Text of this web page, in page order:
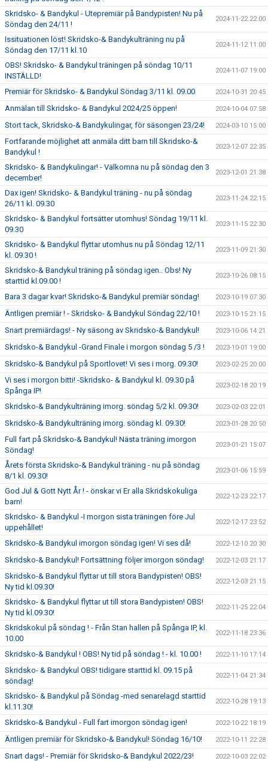
Skridsko- & Bandykul - Utepremiär på Bandypisten! Nu på
Söndag den 24/11 !
2024-11-22 22:00
Issituationen löst! Skridsko-& Bandykulträning nu på
Söndag den 17/11 kl.10
2024-11-12 11:00
OBS! Skridsko- & Bandykul träningen på söndag 10/11
INSTÄLLD!
2024-11-07 19:00
Premiär för Skridsko- & Bandykul Söndag 3/11 kl. 09.00 2024-10-31 20:45
Anmälan till Skridsko- & Bandykul 2024/25 öppen! 2024-10-04 07:58
Stort tack, Skridsko-& Bandykulingar, för säsongen 23/24! 2024-03-10 15:00
Fortfarande möjlighet att anmäla ditt barn till Skridsko-&
Bandykul !
2023-12-07 22:35
Skridsko- & Bandykulingar! - Välkomna nu på söndag den 3
december!
2023-12-01 21:38
Dax igen! Skridsko- & Bandykul träning - nu på söndag
26/11 kl. 09.30
2023-11-24 22:15
Skridsko- & Bandykul fortsätter utomhus! Söndag 19/11 kl.
09.30
2023-11-15 22:30
Skridsko- & Bandykul flyttar utomhus nu på Söndag 12/11
kl. 09.30 !
2023-11-09 21:30
Skridsko-& Bandykul träning på söndag igen.. Obs! Ny
starttid kl.09.00 !
2023-10-26 08:15
Bara 3 dagar kvar! Skridsko-& Bandykul premiär söndag! 2023-10-19 07:30
Äntligen premiär ! - Skridsko- & Bandykul Söndag 22/10 ! 2023-10-15 21:15
Snart premiärdags! - Ny säsong av Skridsko-& Bandykul! 2023-10-06 14:21
Skridsko-& Bandykul -Grand Finale i morgon söndag 5 /3 ! 2023-10-01 19:00
Skridsko-& Bandykul på Sportlovet! Vi ses i morg. 09.30! 2023-02-25 20:00
Vi ses i morgon bitti! -Skridsko- & Bandykul kl. 09.30 på
Spånga IP!
2023-02-18 20:19
Skridsko-& Bandykulträning imorg. söndag 5/2 kl. 09.30! 2023-02-03 22:01
Skridsko-& Bandykulträning imorg. söndag kl. 09.30! 2023-01-28 20:50
Full fart på Skridsko-& Bandykul! Nästa träning imorgon
Söndag!
2023-01-21 15:07
Årets första Skridsko-& Bandykul träning - nu på söndag
8/1 kl. 09.30!
2023-01-06 15:59
God Jul & Gott Nytt År ! - önskar vi Er alla Skridskokuliga
barn!
2022-12-23 22:17
Skridsko- & Bandykul -I morgon sista träningen före Jul
uppehållet!
2022-12-17 23:52
Skridsko-& Bandykul imorgon söndag igen! Vi ses då! 2022-12-10 20:30
Skridsko-& Bandykul! Fortsättning följer imorgon söndag! 2022-12-03 21:17
Skridsko-& Bandykul flyttar ut till stora Bandypisten! OBS!
Ny tid kl.09.30!
2022-12-03 21:15
Skridsko- & Bandykul flyttar ut till stora Bandypisten! OBS!
Ny tid kl.09.30!
2022-11-25 22:04
Skridskokul på söndag ! - Från Stan hallen på Spånga IP, kl.
10.00
2022-11-18 23:36
Skridsko-& Bandykul ! OBS! Ny tid på söndag ! - kl. 10.00 ! 2022-11-10 17:14
Skridsko- & Bandykul OBS! tidigare starttid kl. 09.15 på
söndag!
2022-11-04 21:34
Skridsko- & Bandykul på Söndag -med senarelagd starttid
kl.11.30!
2022-10-28 19:13
Skridsko-& Bandykul - Full fart imorgon söndag igen! 2022-10-22 18:19
Äntligen premiär för Skridsko-& Bandykul! Söndag 16/10! 2022-10-11 22:28
Snart dags! - Premiär för Skridsko-& Bandykul 2022/23! 2022-10-03 22:02